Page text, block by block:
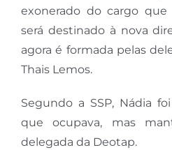
exonerado do cargo que
será destinado à nova
agora é formada pelas
Thais Lemos.
Segundo a SSP, Nádia
que ocupava, mas
delegada da Deotap.